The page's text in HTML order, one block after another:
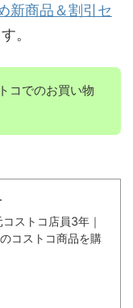
新商品＆割引セ
。
コでのお買い物
ストコ店員3年｜
コストコ商品を購